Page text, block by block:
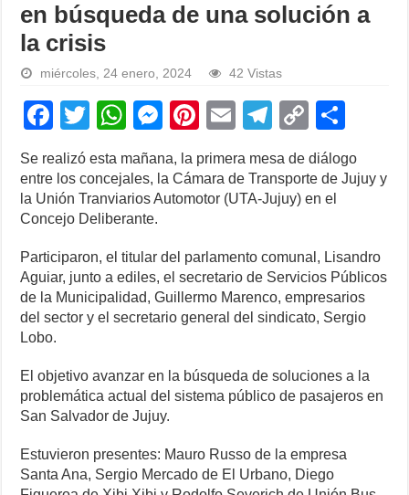
en búsqueda de una solución a
la crisis
miércoles, 24 enero, 2024 42 Vistas
F
a
c
e
b
o
o
k
T
tt
er
W
h
at
s
A
p
p
M
ss
e
g
er
Pi
nt
er
e
E
ail
T
el
e
gr
m
C
o
p
y
n
k
ar
Se realizó esta mañana, la primera mesa de diálogo
entre los concejales, la Cámara de Transporte de Jujuy y
la Unión Tranviarios Automotor (UTA-Jujuy) en el
Concejo Deliberante.
Participaron, el titular del parlamento comunal, Lisandro
Aguiar, junto a ediles, el secretario de Servicios Públicos
de la Municipalidad, Guillermo Marenco, empresarios
del sector y el secretario general del sindicato, Sergio
Lobo.
El objetivo avanzar en la búsqueda de soluciones a la
problemática actual del sistema público de pasajeros en
San Salvador de Jujuy.
Estuvieron presentes: Mauro Russo de la empresa
Santa Ana, Sergio Mercado de El Urbano, Diego